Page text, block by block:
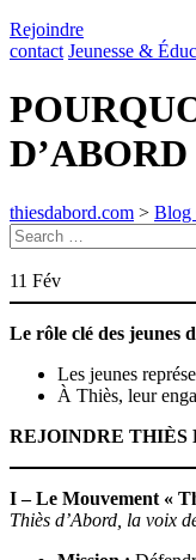
Rejoindre
contact Jeunesse &
D’ABORD
thiesdabord.com > Blog
Search
for:
11 Fév
Le rôle clé des jeunes
Les jeunes
À Thiès, leur
REJOINDRE THIÈS
I – Le Mouvement «
Thiès d’Abord, la voix